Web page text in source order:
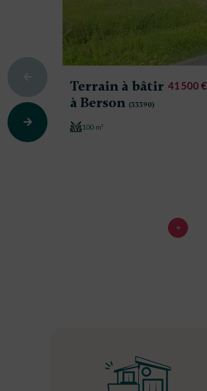
Terrain à bâtir
à Berson (33390)
100 m²
41 500 €